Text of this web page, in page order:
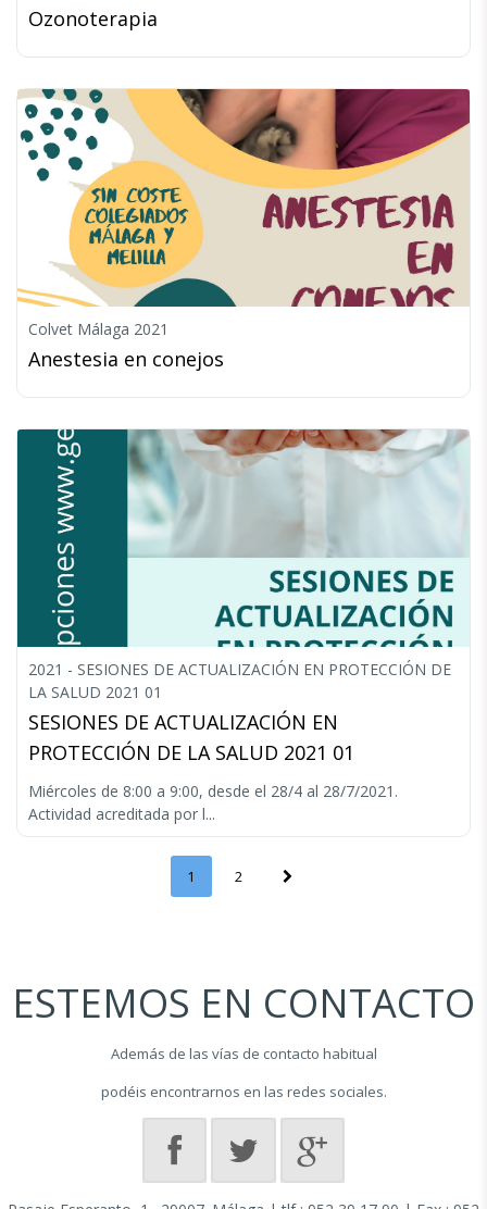
Ozonoterapia
Colvet Málaga 2021
Anestesia en conejos
2021 - SESIONES DE ACTUALIZACIÓN EN PROTECCIÓN DE
LA SALUD 2021 01
SESIONES DE ACTUALIZACIÓN EN
PROTECCIÓN DE LA SALUD 2021 01
Miércoles de 8:00 a 9:00, desde el 28/4 al 28/7/2021.
Actividad acreditada por l...
1 (actual)
2
ESTEMOS EN CONTACTO
Además de las vías de contacto habitual
podéis encontrarnos en las redes sociales.